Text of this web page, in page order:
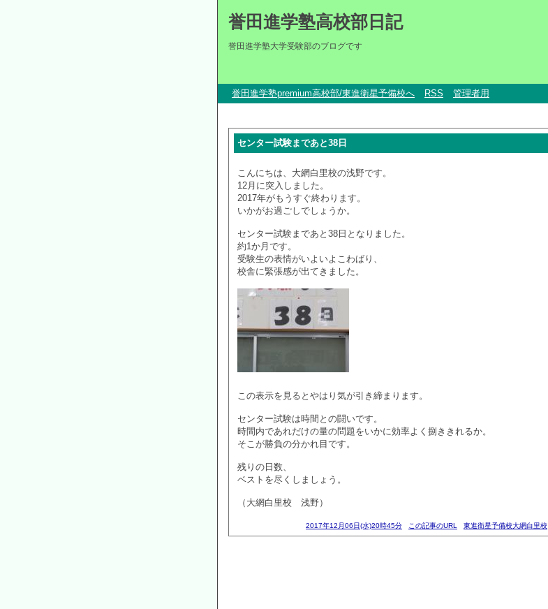
誉田進学塾高校部日記
誉田進学塾大学受験部のブログです
誉田進学塾premium高校部/東進衛星予備校へ RSS 管理者用
センター試験まであと38日
こんにちは、大網白里校の浅野です。
12月に突入しました。
2017年がもうすぐ終わります。
いかがお過ごしでしょうか。
センター試験まであと38日となりました。
約1か月です。
受験生の表情がいよいよこわばり、
校舎に緊張感が出てきました。
この表示を見るとやはり気が引き締まります。
センター試験は時間との闘いです。
時間内であれだけの量の問題をいかに効率よく捌ききれるか。
そこが勝負の分かれ目です。
残りの日数、
ベストを尽くしましょう。
（大網白里校 浅野）
2017年12月06日(水)20時45分 この記事のURL 東進衛星予備校大網白里校